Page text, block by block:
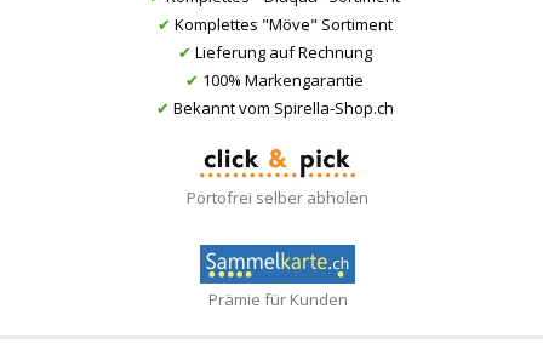
✔ Komplettes "Möve" Sortiment
✔ Lieferung auf Rechnung
✔ 100% Markengarantie
✔ Bekannt vom Spirella-Shop.ch
Portofrei selber abholen
Prämie für Kunden